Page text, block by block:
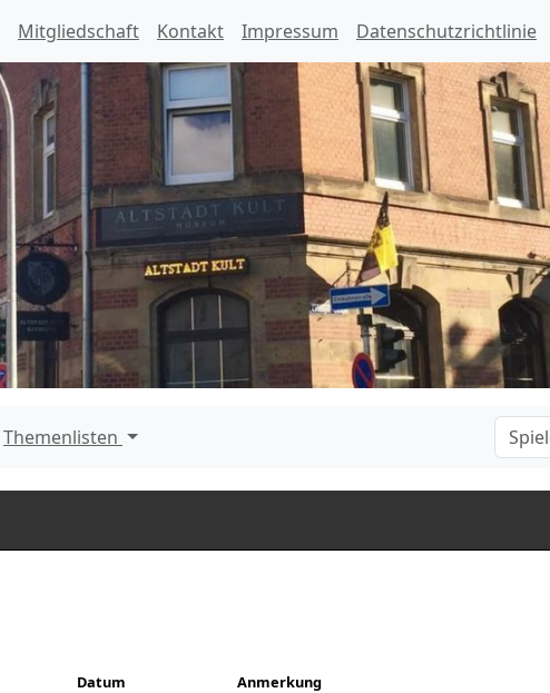
Mitgliedschaft Kontakt Impressum Datenschutzrichtlinie
Themenlisten
Datum
Anmerkung